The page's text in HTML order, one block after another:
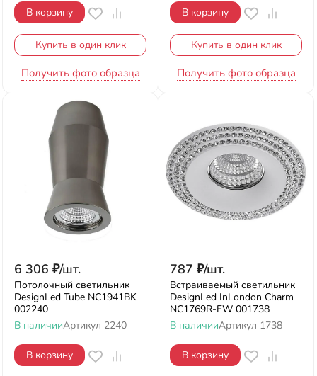
В корзину
Купить в один клик
Получить фото образца
В корзину
Купить в один клик
Получить фото образца
6 306 ₽/шт.
Потолочный светильник
DesignLed Tube NC1941BK
002240
В наличииАртикул 2240
В корзину
787 ₽/шт.
Встраиваемый светильник
DesignLed InLondon Charm
NC1769R-FW 001738
В наличииАртикул 1738
В корзину